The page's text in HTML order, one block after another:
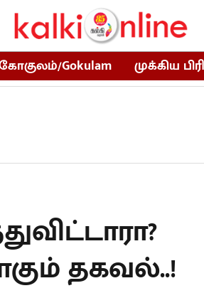
Gokulam முக்கிய
தகவல்..!